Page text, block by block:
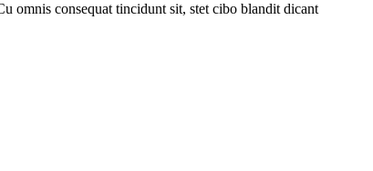
omnis consequat tincidunt sit, stet cibo blandit dicant